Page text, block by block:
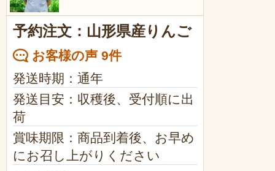
予約注文：山形県産りんご
お客様の声 9件
発送時期：通年
発送目安：収穫後、受付順に出
荷
賞味期限：商品到着後、お早め
にお召し上がりください